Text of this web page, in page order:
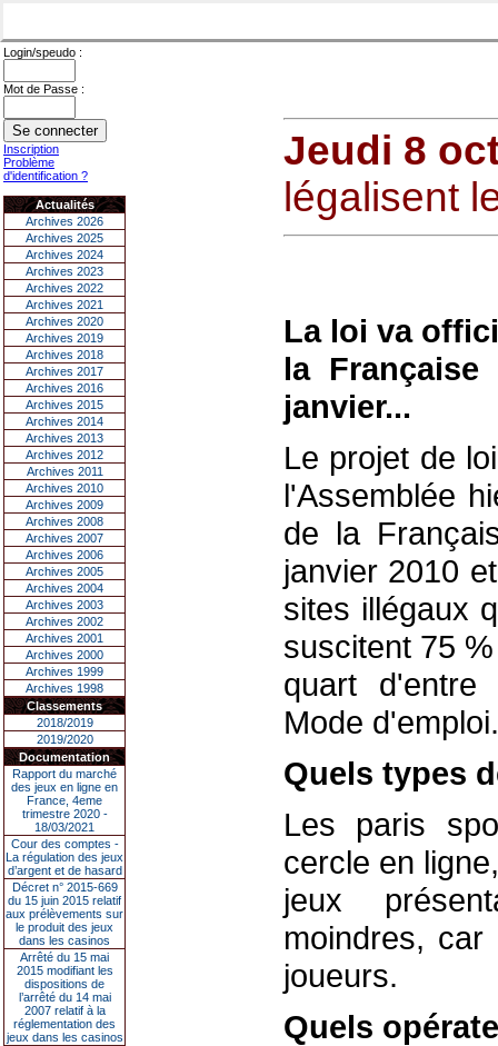
Login/speudo :
Mot de Passe :
Inscription
Problème
d'identification ?
Actualités
Archives 2026
Archives 2025
Archives 2024
Archives 2023
Archives 2022
Archives 2021
Archives 2020
Archives 2019
Archives 2018
Archives 2017
Archives 2016
Archives 2015
Archives 2014
Archives 2013
Archives 2012
Archives 2011
Archives 2010
Archives 2009
Archives 2008
Archives 2007
Archives 2006
Archives 2005
Archives 2004
Archives 2003
Archives 2002
Archives 2001
Archives 2000
Archives 1999
Archives 1998
Classements
2018/2019
2019/2020
Documentation
Rapport du marché
des jeux en ligne en
France, 4eme
trimestre 2020 -
18/03/2021
Cour des comptes -
La régulation des jeux
d’argent et de hasard
Décret n° 2015-669
du 15 juin 2015 relatif
aux prélèvements sur
le produit des jeux
dans les casinos
Arrêté du 15 mai
2015 modifiant les
dispositions de
l’arrêté du 14 mai
2007 relatif à la
réglementation des
jeux dans les casinos
Jeudi 8
légalisent
La loi va
la
janvier...
Le projet de
l'Assemblée
de la
janvier 2010
sites illégaux
suscitent 75
quart
Mode d'emploi.
Quels types
Les paris
cercle en
jeux
moindres,
joueurs.
Quels